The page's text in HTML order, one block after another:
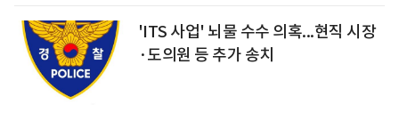
'ITS 사업' 뇌물 수수 의혹...현직 시장
·도의원 등 추가 송치